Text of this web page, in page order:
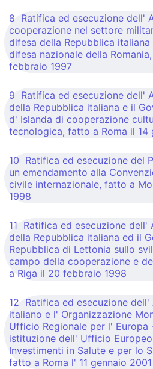
8 Ratifica ed esecuzione dell'
cooperazione nel settore
difesa della Repubblica
difesa nazionale della
febbraio 1997
9 Ratifica ed esecuzione dell'
della Repubblica italiana e il
d' Islanda di cooperazione
tecnologica, fatto a Roma il 14
10 Ratifica ed esecuzione del
un emendamento alla
civile internazionale, fatto a
1998
11 Ratifica ed esecuzione
della Repubblica italiana ed il
Repubblica di Lettonia sullo
campo della cooperazione e
a Riga il 20 febbraio 1998
12 Ratifica ed esecuzione
italiano e l' Organizzazione
Ufficio Regionale per l' Europa
istituzione dell' Ufficio
Investimenti in Salute e per lo
fatto a Roma l' 11 gennaio 2001